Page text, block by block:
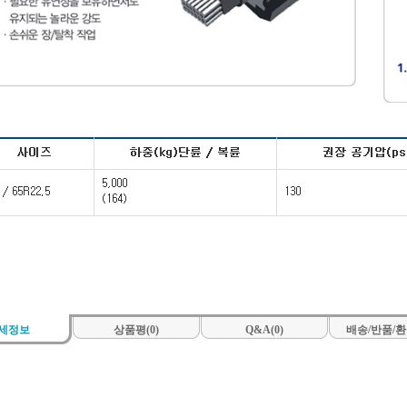
정보 상품평(0) Q&A(0) 배송/반품/